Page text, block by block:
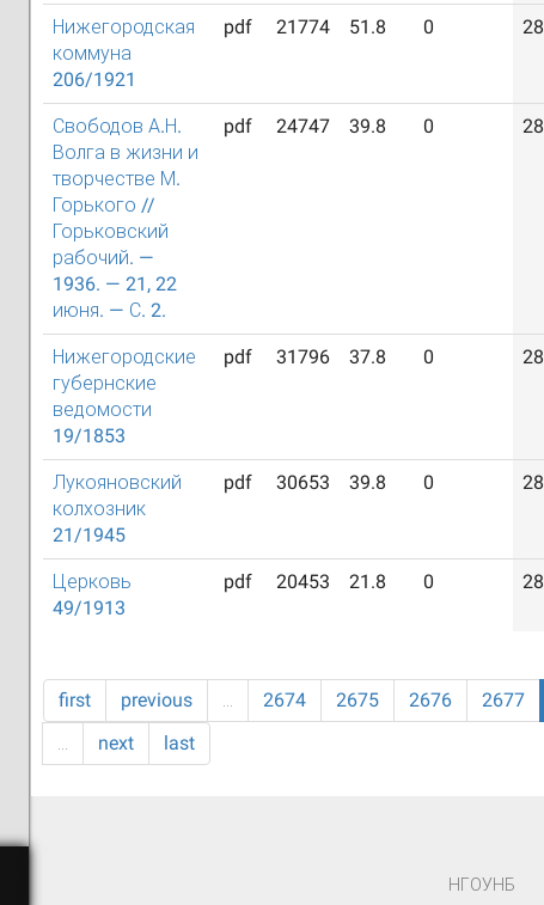
Нижегородская
коммуна
206/1921
pdf 21774 51.8 0 28
Свободов А.Н.
Волга в жизни и
творчестве М.
Горького //
Горьковский
рабочий. —
1936. — 21, 22
июня. — С. 2.
pdf 24747 39.8 0 28
Нижегородские
губернские
ведомости
19/1853
pdf 31796 37.8 0 28
Лукояновский
колхозник
21/1945
pdf 30653 39.8 0 28
Церковь
49/1913
pdf 20453 21.8 0 28
first previous … 2674 2675 2676 2677
…
next last
НГОУНБ